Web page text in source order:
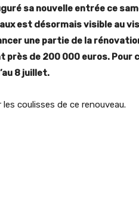
sa nouvelle entrée ce
est désormais visible au
une partie de la
près de 200 000 euros.
8 juillet.
coulisses de ce renouveau.